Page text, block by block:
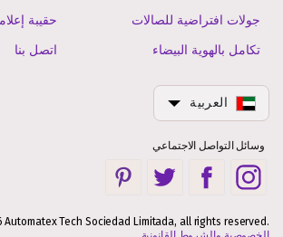
جولات افتراضية للصالات
تكامل بالهوية البيضاء
حقيبة
اتصل بنا
العربية
وسائل التواصل الاجتماعي
Tech Sociedad Limitada, all rights reserved.